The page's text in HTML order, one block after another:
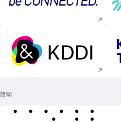
新規ウィンドウで開く
新規ウィンドウで開く
施設